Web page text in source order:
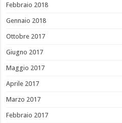
Febbraio 2018
Gennaio 2018
Ottobre 2017
Giugno 2017
Maggio 2017
Aprile 2017
Marzo 2017
Febbraio 2017